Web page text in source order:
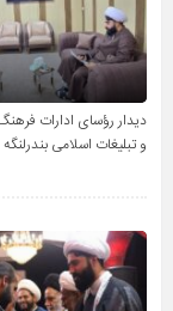
دیدار رؤسای ادارات
و تبلیغات اسلامی بندرلنگه